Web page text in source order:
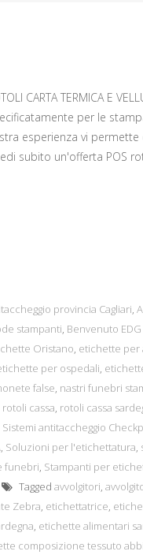
CARTA TERMICA E
per le
esperienza vi
subito un'offerta POS
provincia Cagliari,
stampanti, Benvenuto EDG
Oristano, etichette per
per ospedali,
false, nastri funebri
rotoli cassa, rotoli cassa
Sistemi antitaccheggio
, Soluzioni per l'etichettatura,
funebri, Stampanti per
Tagged avvolgitori,
Zebra, etichettatrice,
, etichette alimentari
composizione tessuto